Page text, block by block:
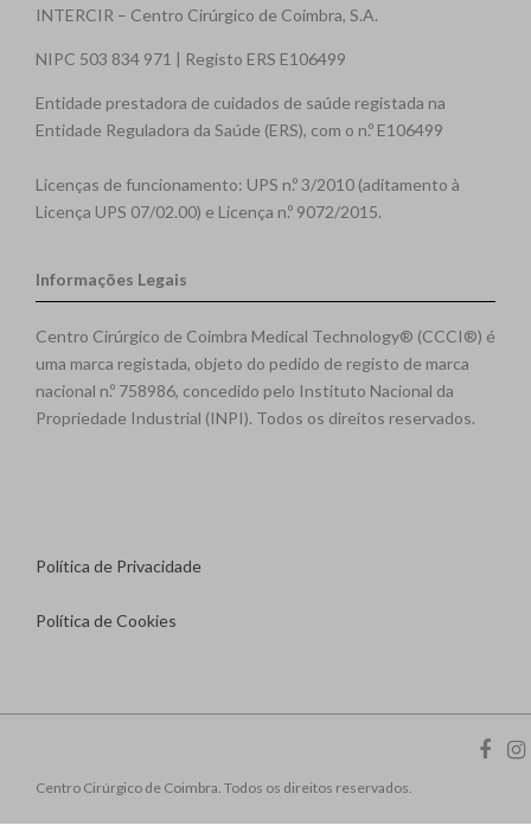
INTERCIR – Centro Cirúrgico de Coimbra, S.A.
NIPC 503 834 971 | Registo ERS E106499
Entidade prestadora de cuidados de saúde registada na
Entidade Reguladora da Saúde (ERS), com o n.º E106499
Licenças de funcionamento: UPS n.º 3/2010 (aditamento à
Licença UPS 07/02.00) e Licença n.º 9072/2015.
Informações Legais
Centro Cirúrgico de Coimbra Medical Technology® (CCCI®) é
uma marca registada, objeto do pedido de registo de marca
nacional n.º 758986, concedido pelo Instituto Nacional da
Propriedade Industrial (INPI). Todos os direitos reservados.
Política de Privacidade
Política de Cookies
Centro Cirúrgico de Coimbra. Todos os direitos reservados.